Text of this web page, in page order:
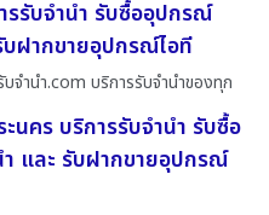
รรับจำนำ รับซื้ออุปกรณ์
บฝากขายอุปกรณ์ไอที
จํานํา.com บริการรับจำนำของทุก
นคร บริการรับจำนำ รับซื้อ
และ รับฝากขายอุปกรณ์